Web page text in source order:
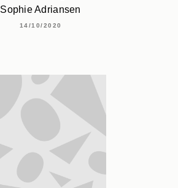
Sophie Adriansen
14/10/2020